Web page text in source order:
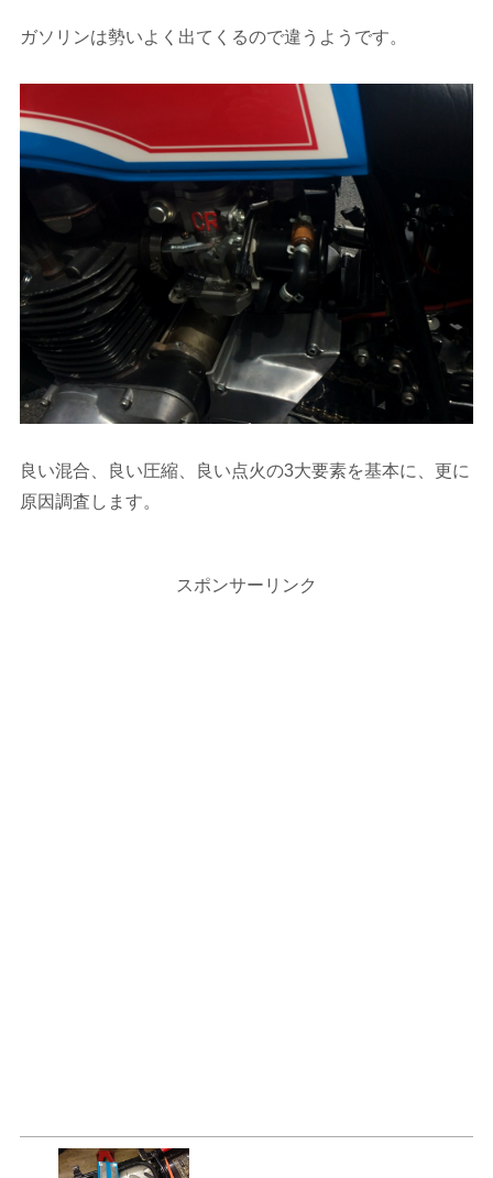
ガソリンは勢いよく出てくるので違うようです。
良い混合、良い圧縮、良い点火の3大要素を基本に、更に
原因調査します。
スポンサーリンク